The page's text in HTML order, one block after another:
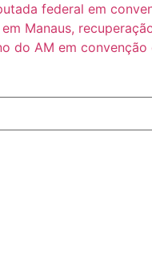
federal em
Manaus,
AM em convenção